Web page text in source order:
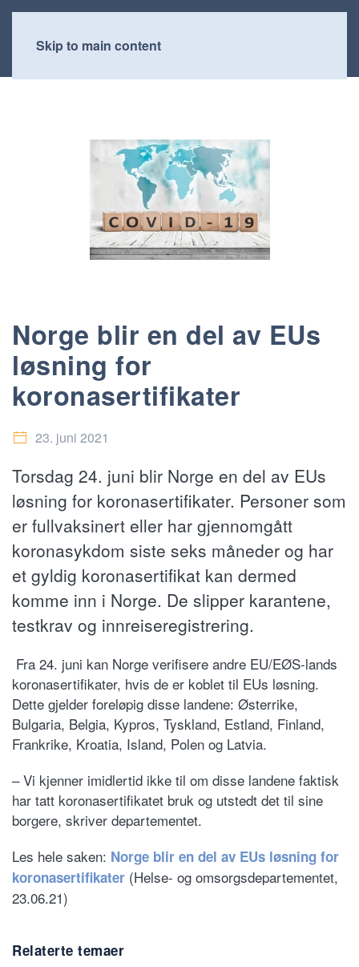
Skip to main content
Norge blir en del av EUs
løsning for
koronasertifikater
23. juni 2021
Torsdag 24. juni blir Norge en del av EUs
løsning for koronasertifikater. Personer som
er fullvaksinert eller har gjennomgått
koronasykdom siste seks måneder og har
et gyldig koronasertifikat kan dermed
komme inn i Norge. De slipper karantene,
testkrav og innreiseregistrering.
Fra 24. juni kan Norge verifisere andre EU/EØS-lands
koronasertifikater, hvis de er koblet til EUs løsning.
Dette gjelder foreløpig disse landene: Østerrike,
Bulgaria, Belgia, Kypros, Tyskland, Estland, Finland,
Frankrike, Kroatia, Island, Polen og Latvia.
– Vi kjenner imidlertid ikke til om disse landene faktisk
har tatt koronasertifikatet bruk og utstedt det til sine
borgere, skriver departementet.
Les hele saken: Norge blir en del av EUs løsning for
koronasertifikater (Helse- og omsorgsdepartementet,
23.06.21)
Relaterte temaer